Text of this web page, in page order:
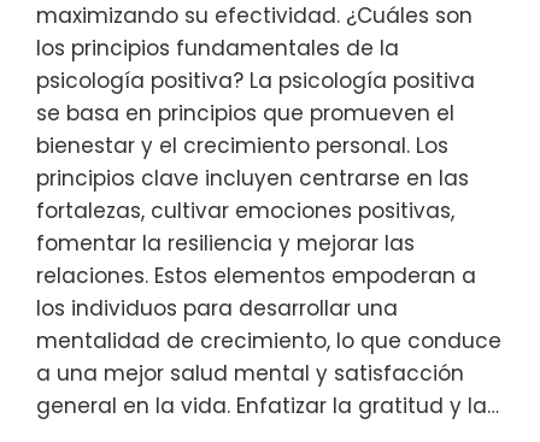
maximizando su efectividad. ¿Cuáles son
los principios fundamentales de la
psicología positiva? La psicología positiva
se basa en principios que promueven el
bienestar y el crecimiento personal. Los
principios clave incluyen centrarse en las
fortalezas, cultivar emociones positivas,
fomentar la resiliencia y mejorar las
relaciones. Estos elementos empoderan a
los individuos para desarrollar una
mentalidad de crecimiento, lo que conduce
a una mejor salud mental y satisfacción
general en la vida. Enfatizar la gratitud y la…